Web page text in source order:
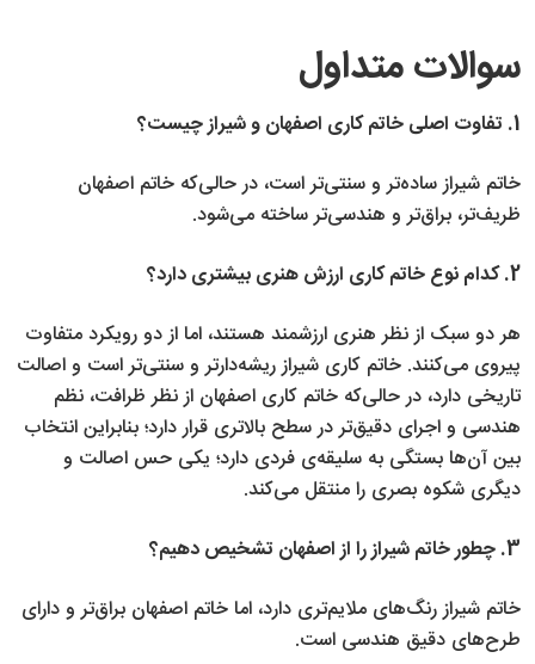
سوالات متداول
1. تفاوت اصلی خاتم کاری اصفهان و شیراز چیست؟
خاتم شیراز ساده‌تر و سنتی‌تر است، در حالی‌که خاتم اصفهان
ظریف‌تر، براق‌تر و هندسی‌تر ساخته می‌شود.
2. کدام نوع خاتم کاری ارزش هنری بیشتری دارد؟
هر دو سبک از نظر هنری ارزشمند هستند، اما از دو رویکرد متفاوت
پیروی می‌کنند. خاتم کاری شیراز ریشه‌دارتر و سنتی‌تر است و اصالت
تاریخی دارد، در حالی‌که خاتم کاری اصفهان از نظر ظرافت، نظم
هندسی و اجرای دقیق‌تر در سطح بالاتری قرار دارد؛ بنابراین انتخاب
بین آن‌ها بستگی به سلیقه‌ی فردی دارد؛ یکی حس اصالت و
دیگری شکوه بصری را منتقل می‌کند.
3. چطور خاتم شیراز را از اصفهان تشخیص دهیم؟
خاتم شیراز رنگ‌های ملایم‌تری دارد، اما خاتم اصفهان براق‌تر و دارای
طرح‌های دقیق هندسی است.